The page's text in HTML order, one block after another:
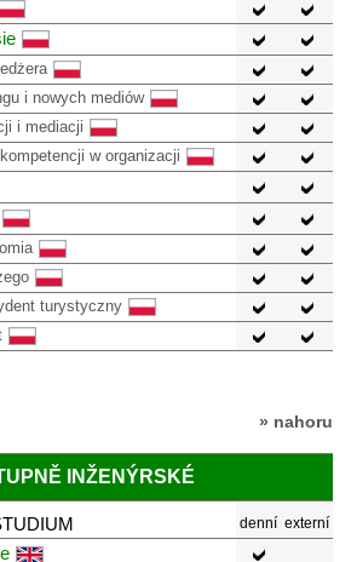
i nowych mediów
i mediacji
w organizacji
turystyczny
» nahoru
INŽENÝRSKÉ
denní externí